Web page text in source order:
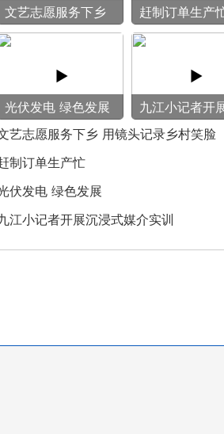
文艺志愿服务下乡
用镜头记录乡村笑
赶制订单生产
光伏发电 绿色发展
九江小记者开
浸式媒介实训
艺志愿服务下乡 用镜头记录乡村笑脸
制订单生产忙
伏发电 绿色发展
江小记者开展沉浸式媒介实训